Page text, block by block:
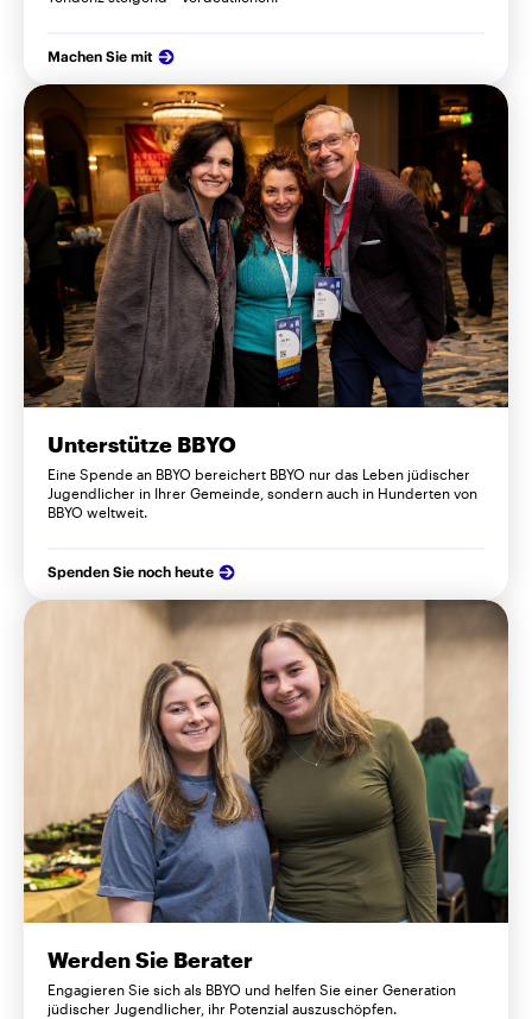
Machen Sie mit
Unterstütze BBYO
Eine Spende an BBYO bereichert BBYO nur das Leben jüdischer
Jugendlicher in Ihrer Gemeinde, sondern auch in Hunderten von
BBYO weltweit.
Spenden Sie noch heute
Werden Sie Berater
Engagieren Sie sich als BBYO und helfen Sie einer Generation
jüdischer Jugendlicher, ihr Potenzial auszuschöpfen.